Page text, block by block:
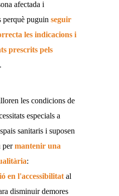
afectada i
perquè puguinseguir
les indicacions i
prescrits pels
.
les condicions de
especials a
sanitaris i suposen
permantenir una
:
en l'accessibilitat al
disminuir demores